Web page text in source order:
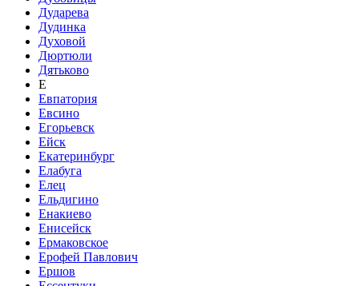
Дударева
Дудинка
Духовой
Дюртюли
Дятьково
Е
Евпатория
Евсино
Егорьевск
Ейск
Екатеринбург
Елабуга
Елец
Ельдигино
Енакиево
Енисейск
Ермаковское
Ерофей Павлович
Ершов